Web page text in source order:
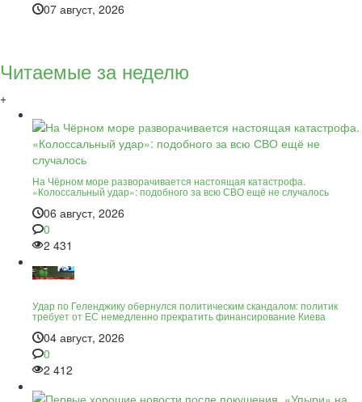
07 август, 2026
Читаемые за неделю
+
На Чёрном море разворачивается настоящая катастрофа.
«Колоссальный удар»: подобного за всю СВО ещё не случалось
06 август, 2026
0
2 431
Удар по Геленджику обернулся политическим скандалом: политик
требует от ЕС немедленно прекратить финансирование Киева
04 август, 2026
0
2 412